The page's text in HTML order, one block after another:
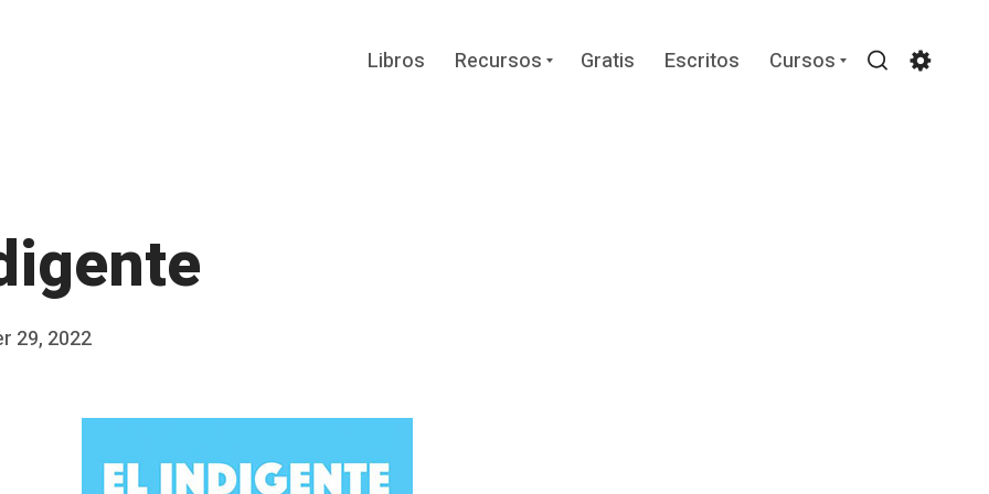
Libros Recursos Expand
childGratis Escritos Cursos Expand
child
29, 2022